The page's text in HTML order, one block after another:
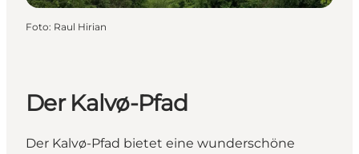
Foto: Raul Hirian
Der Kalvø-Pfad
Der Kalvø-Pfad bietet eine wunderschöne